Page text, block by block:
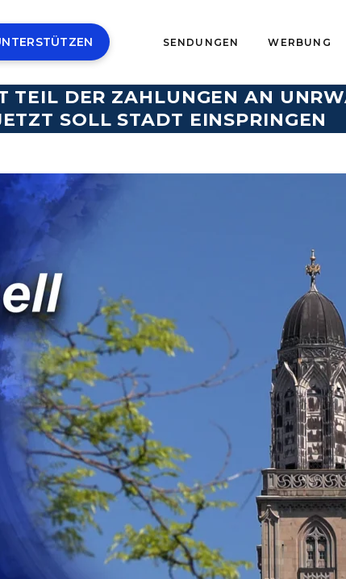
SENDUNGEN WERBUNG
TEIL DER ZAHLUNGEN AN
SOLL STADT EINSPRINGEN